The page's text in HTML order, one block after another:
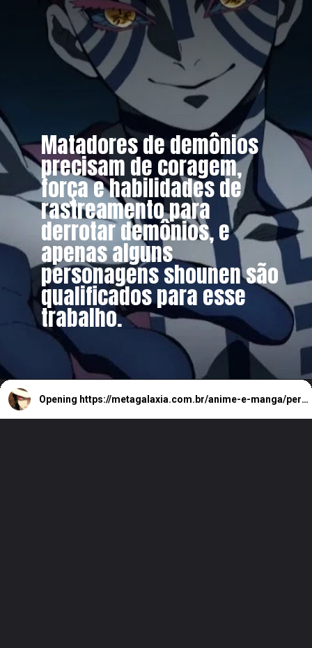
Matadores de demônios
precisam de coragem,
força e habilidades de
rastreamento para
derrotar demônios, e
apenas alguns
personagens shounen são
qualificados para esse
trabalho.
Opening https://metagalaxia.com.br/anime-e-manga/personagens-shounen-que-dariam-grandes-matadores-de-demonios/